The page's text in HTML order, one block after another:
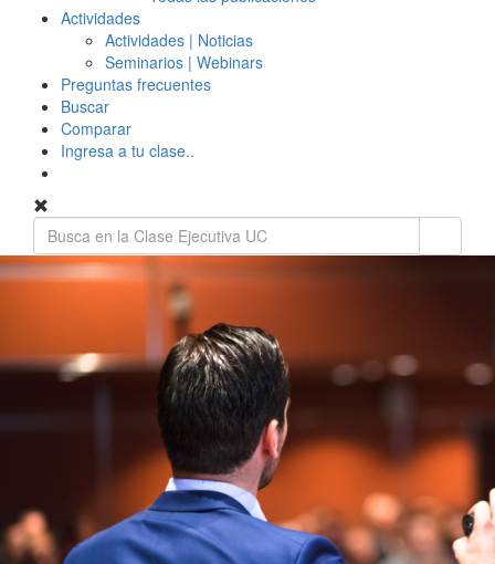
Actividades
Actividades | Noticias
Seminarios | Webinars
Preguntas frecuentes
Buscar
Comparar
Ingresa a tu clase..